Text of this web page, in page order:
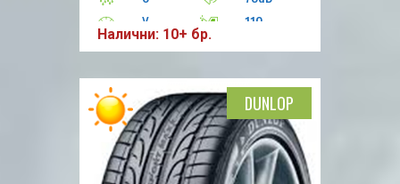
Y
110
Налични: 10+ бр.
DUNLOP